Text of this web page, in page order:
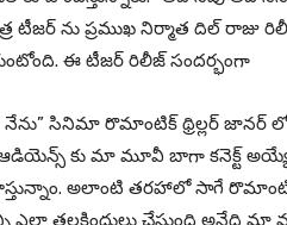
టీజర్ ను ప్రముఖ నిర్మాత దిల్ రాజు
ఈ టీజర్ రిలీజ్ సందర్భంగా
నేను” సినిమా రొమాంటిక్ థ్రిల్లర్ జానర్
కు మా మూవీ బాగా కనెక్ట్ అయ్యేలా
అలాంటి తరహాలో సాగే
ఎలా తలకిందులు చేస్తుంది అనేది